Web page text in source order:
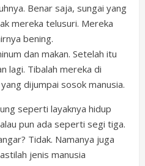
Benar saja, sungai yang
mereka telusuri. Mereka
bening.
dan makan. Setelah itu
lagi. Tibalah mereka di
dijumpai sosok manusia.
seperti layaknya hidup
pun ada seperti segi tiga.
Tidak. Namanya juga
jenis manusia